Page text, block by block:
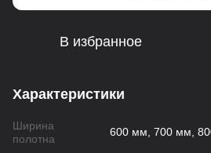
В избранное
Характеристики
Ширина
полотна
600 мм, 700 мм,